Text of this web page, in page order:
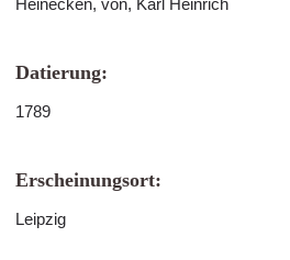
Heinecken, von, Karl Heinrich
Datierung:
1789
Erscheinungsort:
Leipzig